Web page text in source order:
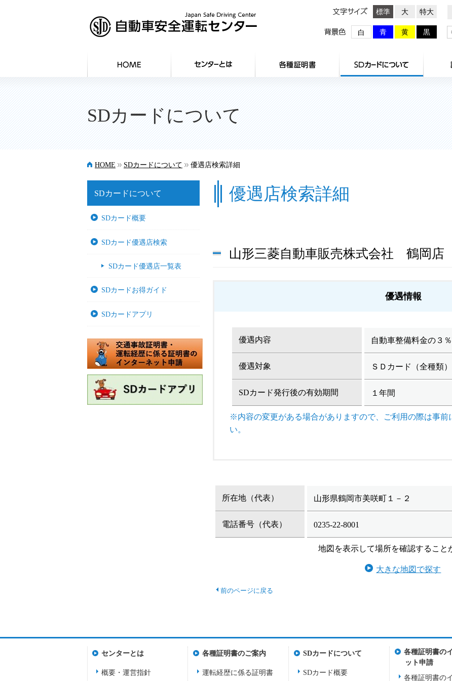
文字サイズ
標準 大 特大
背景色
白 青 黄 黒
SDカードについて
HOME >> SDカードについて >> 優遇店検索詳細
優遇店検索詳細
山形三菱自動車販売株式会社 鶴岡店
優遇情報
優遇内容 自動車整備料金の３％
優遇対象 ＳＤカード（全種類）
SDカード発行後の有効期間 １年間
※内容の変更がある場合がありますので、ご利用の際は事前
い。
所在地（代表） 山形県鶴岡市美咲町１－２
電話番号（代表） 0235-22-8001
地図を表示して場所を確認すること
大きな地図で探す
SDカードについて
SDカード概要
SDカード優遇店検索
SDカード優遇店一覧表
SDカードお得ガイド
SDカードアプリ
センターとは
概要・運営指針
各種証明書のご案内
運転経歴に係る証明書
SDカードについて
SDカード概要
各種証明書の
ット申請
各種証明書の